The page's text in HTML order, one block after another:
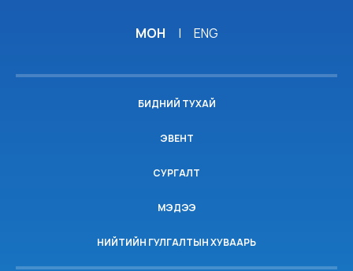
МОН | ENG
БИДНИЙ ТУХАЙ
ЭВЕНТ
СУРГАЛТ
МЭДЭЭ
НИЙТИЙН ГУЛГАЛТЫН ХУВААРЬ